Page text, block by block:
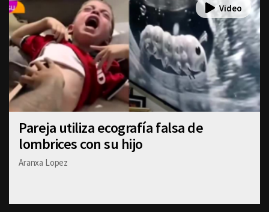
Pareja utiliza ecografía falsa de
lombrices con su hijo
Aranxa Lopez